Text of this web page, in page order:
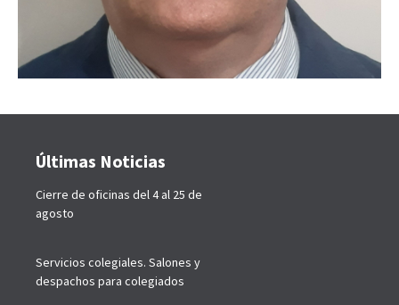
Últimas Noticias
Cierre de oficinas del 4 al 25 de
agosto
Servicios colegiales. Salones y
despachos para colegiados